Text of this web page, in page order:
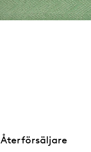
Återförsäljare